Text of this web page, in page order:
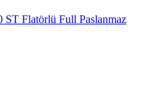
ST Flatörlü Full Paslanmaz